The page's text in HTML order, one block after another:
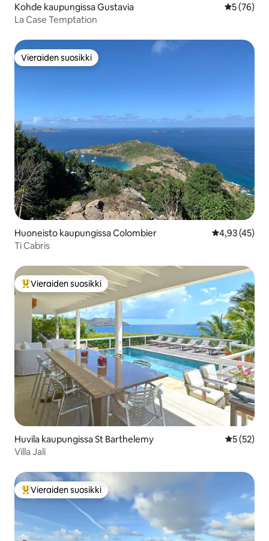
Kohde kaupungissa Gustavia
5 (76)
La Case Temptation
Vieraiden suosikki
Vieraiden suosikki
Huoneisto kaupungissa Colombier
4,93 (45)
Ti Cabris
Vieraiden suosikkien parhaimmistoa
Vieraiden suosikki
Huvila kaupungissa St Barthelemy
5 (52)
Villa Jali
Vieraiden suosikkien parhaimmistoa
Vieraiden suosikki